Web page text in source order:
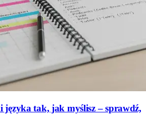
języka tak, jak myślisz – sprawdź,